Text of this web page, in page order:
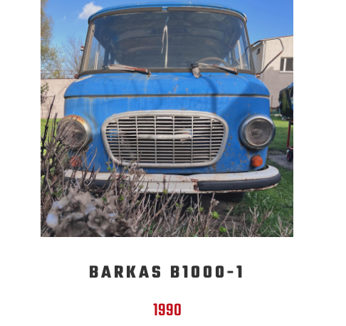
BARKAS B1000-1
1990